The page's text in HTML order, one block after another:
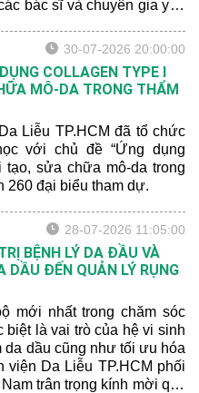
bác sĩ và chuyên gia y tế
30-07-2026 20:00:00
COLLAGEN TYPE I
MÔ-DA TRONG THẨM
Liễu TP.HCM đã tổ chức
với chủ đề “Ứng dụng
sửa chữa mô-da trong
260 đại biểu tham dự.
28-07-2026 11:05:00
BỆNH LÝ DA ĐẦU VÀ
DẦU ĐẾN QUẢN LÝ RỤNG
mới nhất trong chăm sóc
biệt là vai trò của hệ vi sinh
dầu cũng như tối ưu hóa
viện Da Liễu TP.HCM phối
trân trọng kính mời quý